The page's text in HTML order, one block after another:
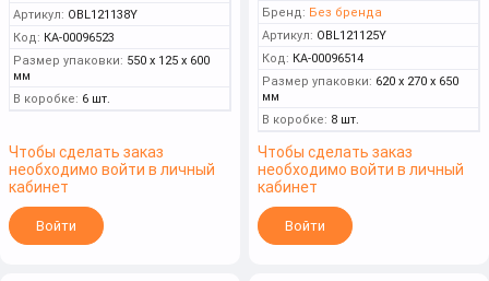
Артикул: OBL121138Y
Код: КА-00096523
Размер упаковки: 550 x 125 x 600
мм
В коробке: 6 шт.
Чтобы сделать заказ
необходимо войти в личный
кабинет
Войти
Бренд: Без бренда
Артикул: OBL121125Y
Код: КА-00096514
Размер упаковки: 620 x 270 x 650
мм
В коробке: 8 шт.
Чтобы сделать заказ
необходимо войти в личный
кабинет
Войти